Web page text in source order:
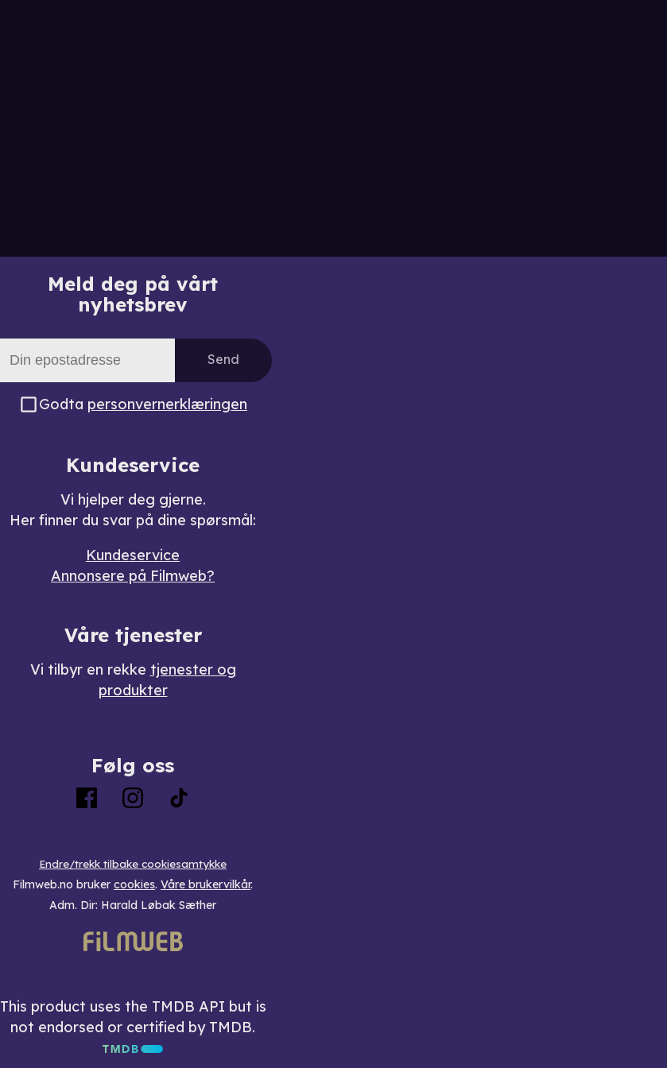
Meld deg på vårt
nyhetsbrev
Send
Godta personvernerklæringen
Kundeservice
Vi hjelper deg gjerne.
Her finner du svar på dine spørsmål:
Kundeservice
Annonsere på Filmweb?
Våre tjenester
Vi tilbyr en rekke tjenester og
produkter
Følg oss
Endre/trekk tilbake cookiesamtykke
Filmweb.no bruker cookies. Våre brukervilkår.
Adm. Dir: Harald Løbak Sæther
This product uses the TMDB API but is
not endorsed or certified by TMDB.